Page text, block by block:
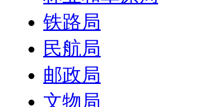
铁路局
民航局
邮政局
文物局